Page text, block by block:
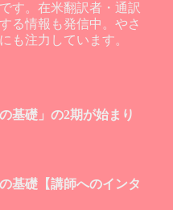
す。在米翻訳者・通訳
る情報も発信中。やさ
も注力しています。
基礎」の2期が始まり
基礎【講師へのインタ